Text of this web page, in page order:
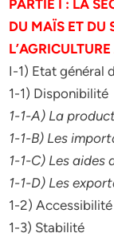
PARTIE I : LA
DU MAÏS ET DU
I-1) Etat général
1-1) Disponibilité
1-1-A) La
1-1-B) Les
1-1-C) Les aides
1-1-D) Les
1-2) Accessibilité
1-3) Stabilité